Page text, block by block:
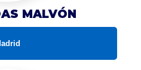
MALVÓN